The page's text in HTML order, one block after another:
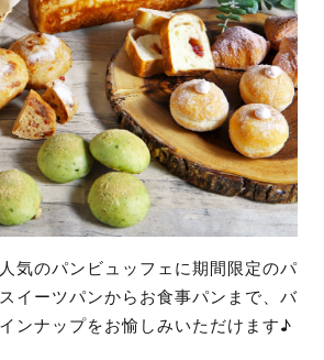
気のパンビュッフェに期間限定のパ
イーツパンからお食事パンまで、バ
ンナップをお愉しみいただけます♪